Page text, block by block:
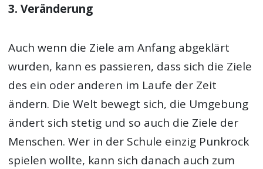
3. Veränderung
Auch wenn die Ziele am Anfang abgeklärt
wurden, kann es passieren, dass sich die Ziele
des ein oder anderen im Laufe der Zeit
ändern. Die Welt bewegt sich, die Umgebung
ändert sich stetig und so auch die Ziele der
Menschen. Wer in der Schule einzig Punkrock
spielen wollte, kann sich danach auch zum